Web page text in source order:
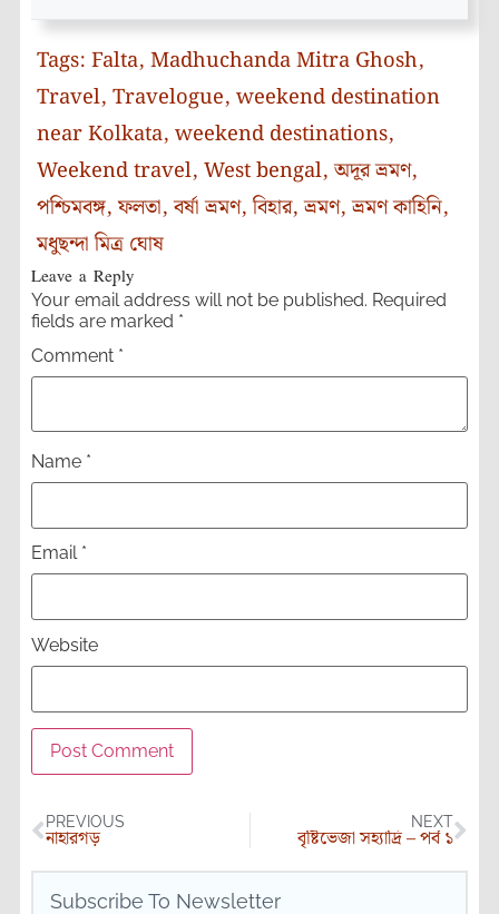
Tags: Falta, Madhuchanda Mitra Ghosh,
Travel, Travelogue, weekend destination
near Kolkata, weekend destinations,
Weekend travel, West bengal,অদূর ভ্রমণ,
পশ্চিমবঙ্গ,ফলতা,বর্ষা ভ্রমণ,বিহার,ভ্রমণ,ভ্রমণ কাহিনি,
মধুছন্দা মিত্র ঘোষ
Leave a Reply
Your email address will not be published. Required
fields are marked *
Comment *
Name *
Email *
Website
PREVIOUS
নাহারগড়
NEXT
বৃষ্টিভেজা সহ্যাদ্রি – পর্ব ১
Subscribe To Newsletter